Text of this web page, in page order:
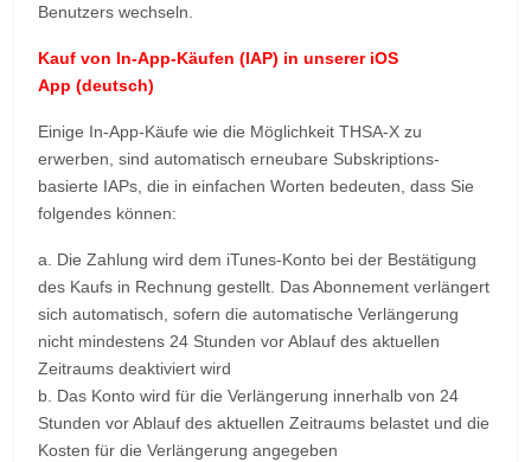
Benutzers wechseln.
Kauf von In-App-Käufen (IAP) in unserer iOS
App (deutsch)
Einige In-App-Käufe wie die Möglichkeit THSA-X zu
erwerben, sind automatisch erneubare Subskriptions-
basierte IAPs, die in einfachen Worten bedeuten, dass Sie
folgendes können:
a. Die Zahlung wird dem iTunes-Konto bei der Bestätigung
des Kaufs in Rechnung gestellt. Das Abonnement verlängert
sich automatisch, sofern die automatische Verlängerung
nicht mindestens 24 Stunden vor Ablauf des aktuellen
Zeitraums deaktiviert wird
b. Das Konto wird für die Verlängerung innerhalb von 24
Stunden vor Ablauf des aktuellen Zeitraums belastet und die
Kosten für die Verlängerung angegeben